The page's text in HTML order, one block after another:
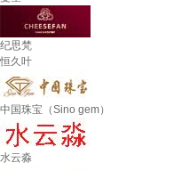
纪思梵
恒久叶
中国珠宝（Sino gem）
水云淼